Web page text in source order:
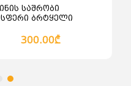
საშრობი
ბრტყელი
300.00₾